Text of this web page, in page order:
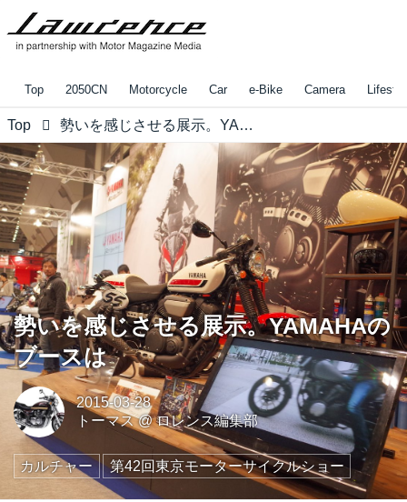
Top 2050CN Motorcycle Car e-Bike Camera
Top 勢いを感じさせる展示。YAMAHAのブースは
勢いを感じさせる展示。YAMAHAの
ブースは
2015-03-28
トーマス@ロレンス編集部
カルチャー 第42回東京モーターサイクルショー